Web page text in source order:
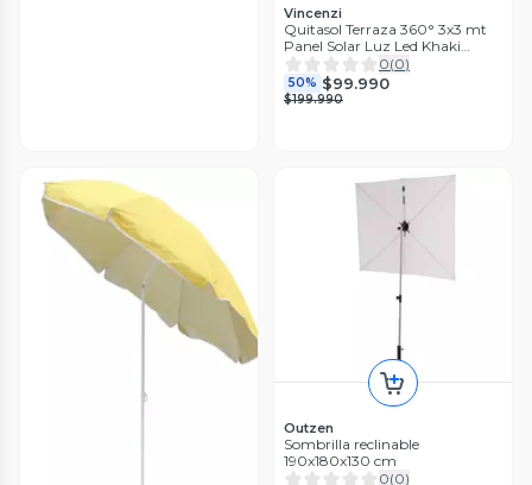
Vincenzi
Quitasol Terraza 360° 3x3 mt
Panel Solar Luz Led Khaki
oscuro Vincenzi
0(0)
50% $99.990
$199.990
Outzen
Sombrilla reclinable
190x180x130 cm
0(0)